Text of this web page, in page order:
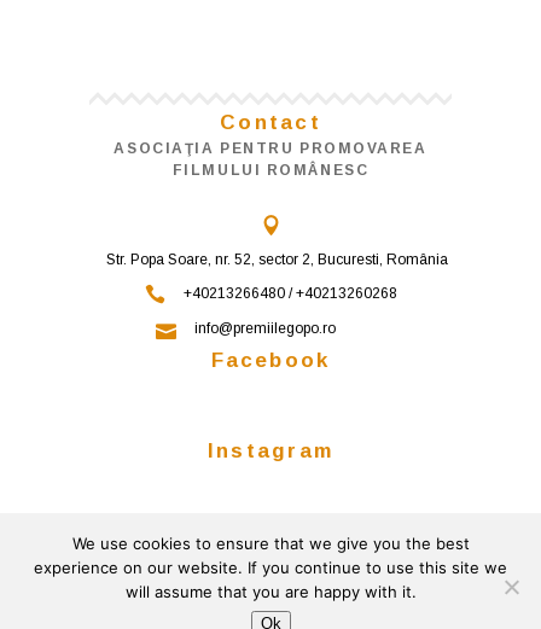
Contact
ASOCIAŢIA PENTRU PROMOVAREA
FILMULUI ROMÂNESC
Str. Popa Soare, nr. 52, sector 2, Bucuresti, România
+40213266480 / +40213260268
info@premiilegopo.ro
Facebook
Instagram
Follow on Instagram
Powered byGemini Solutions
We use cookies to ensure that we give you the best
experience on our website. If you continue to use this site we
will assume that you are happy with it.
Ok